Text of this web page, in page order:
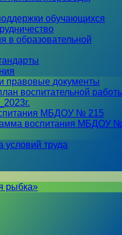
обучающихся
в образовательной
правовые документы
воспитательной
МБДОУ № 215
воспитания МБДОУ
условий труда
рыбка»